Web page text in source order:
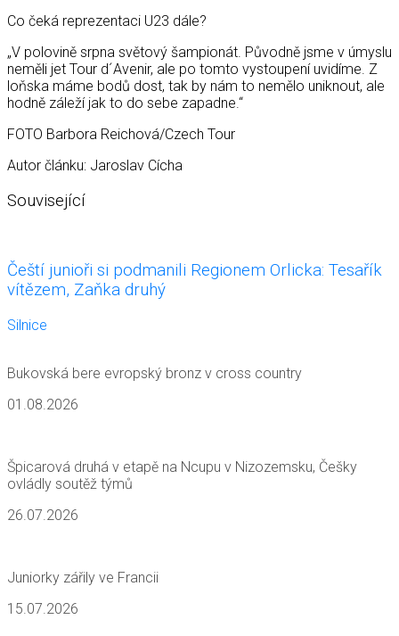
Co čeká reprezentaci U23 dále?
„V polovině srpna světový šampionát. Původně jsme v úmyslu
neměli jet Tour d´Avenir, ale po tomto vystoupení uvidíme. Z
loňska máme bodů dost, tak by nám to nemělo uniknout, ale
hodně záleží jak to do sebe zapadne.“
FOTO Barbora Reichová/Czech Tour
Autor článku: Jaroslav Cícha
Související
Čeští junioři si podmanili Regionem Orlicka: Tesařík
vítězem, Zaňka druhý
Silnice
Bukovská bere evropský bronz v cross country
01.08.2026
Špicarová druhá v etapě na Ncupu v Nizozemsku, Češky
ovládly soutěž týmů
26.07.2026
Juniorky zářily ve Francii
15.07.2026